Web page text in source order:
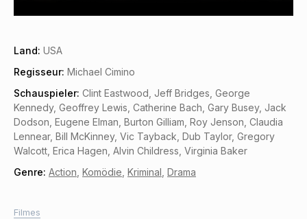
Land: USA
Regisseur: Michael Cimino
Schauspieler: Clint Eastwood, Jeff Bridges, George
Kennedy, Geoffrey Lewis, Catherine Bach, Gary Busey, Jack
Dodson, Eugene Elman, Burton Gilliam, Roy Jenson, Claudia
Lennear, Bill McKinney, Vic Tayback, Dub Taylor, Gregory
Walcott, Erica Hagen, Alvin Childress, Virginia Baker
Genre: Action Komödie Kriminal Drama
Filmes